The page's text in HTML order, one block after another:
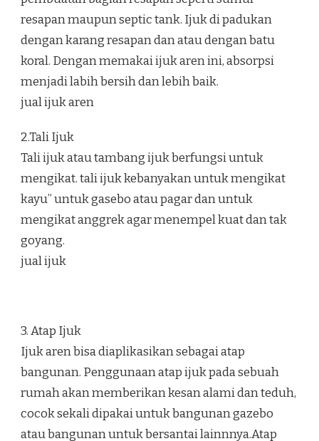
resapan maupun septic tank. Ijuk di padukan
dengan karang resapan dan atau dengan batu
koral. Dengan memakai ijuk aren ini, absorpsi
menjadi labih bersih dan lebih baik.
jual ijuk aren
2.Tali Ijuk
Tali ijuk atau tambang ijuk berfungsi untuk
mengikat. tali ijuk kebanyakan untuk mengikat
kayu” untuk gasebo atau pagar dan untuk
mengikat anggrek agar menempel kuat dan tak
goyang.
jual ijuk
3. Atap Ijuk
Ijuk aren bisa diaplikasikan sebagai atap
bangunan. Penggunaan atap ijuk pada sebuah
rumah akan memberikan kesan alami dan teduh,
cocok sekali dipakai untuk bangunan gazebo
atau bangunan untuk bersantai lainnnya.Atap